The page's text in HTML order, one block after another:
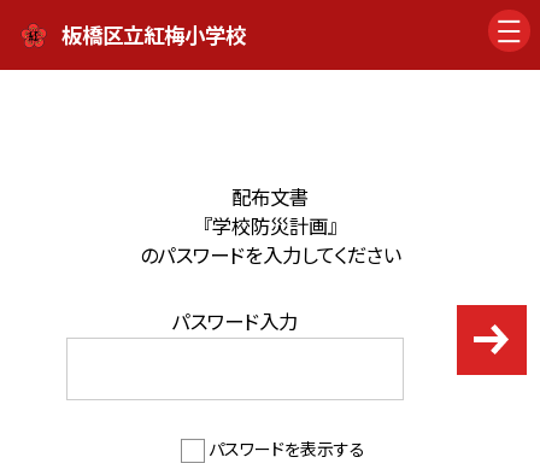
板橋区立紅梅小学校
配布文書
『学校防災計画』
のパスワードを入力してください
パスワード入力
パスワードを表示する